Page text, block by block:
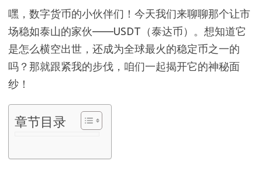
嘿，数字货币的小伙伴们！今天我们来聊聊那个让市
场稳如泰山的家伙——USDT（泰达币）。想知道它
是怎么横空出世，还成为全球最火的稳定币之一的
吗？那就跟紧我的步伐，咱们一起揭开它的神秘面
纱！
章节目录